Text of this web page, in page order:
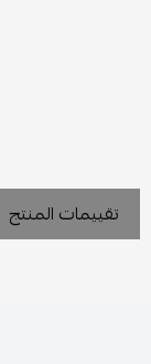
تقييمات المنتج